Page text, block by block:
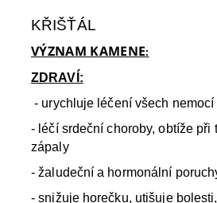
KŘIŠŤÁL
VÝZNAM KAMENE:
ZDRAVÍ:
- urychluje léčení všech nemocí
- léčí srdeční choroby, obtíže při
zápaly
- žaludeční a hormonální
- snižuje horečku, utišuje